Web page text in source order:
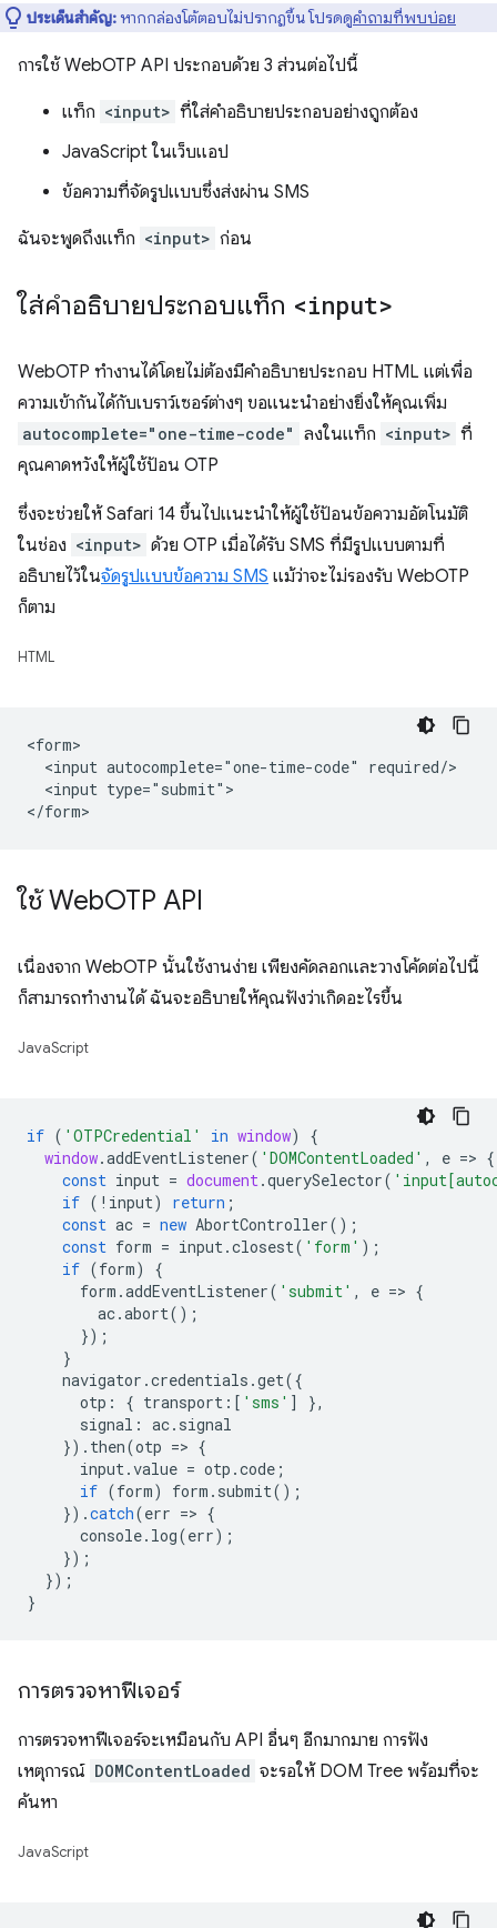
ประเด็นสำคัญ: หากกล่องโต้ตอบไม่ปรากฏขึ้น โปรดดูคำถามที่พบบ่อย
การใช้ WebOTP API ประกอบด้วย 3 ส่วนต่อไปนี้
แท็ก <input> ที่ใส่คำอธิบายประกอบอย่างถูกต้อง
JavaScript ในเว็บแอป
ข้อความที่จัดรูปแบบซึ่งส่งผ่าน SMS
ฉันจะพูดถึงแท็ก <input> ก่อน
ใส่คำอธิบายประกอบแท็ก <input>
WebOTP ทำงานได้โดยไม่ต้องมีคำอธิบายประกอบ HTML แต่เพื่อ
ความเข้ากันได้กับเบราว์เซอร์ต่างๆ ขอแนะนำอย่างยิ่งให้คุณเพิ่ม
autocomplete="one-time-code" ลงในแท็ก <input> ที่
คุณคาดหวังให้ผู้ใช้ป้อน OTP
ซึ่งจะช่วยให้ Safari 14 ขึ้นไปแนะนำให้ผู้ใช้ป้อนข้อความอัตโนมัติ
ในช่อง <input> ด้วย OTP เมื่อได้รับ SMS ที่มีรูปแบบตามที่
อธิบายไว้ในจัดรูปแบบข้อความ SMS แม้ว่าจะไม่รองรับ WebOTP
ก็ตาม
HTML
<form>
  <input autocomplete="one-time-code" required/>
  <input type="submit">
ใช้ WebOTP API
เนื่องจาก WebOTP นั้นใช้งานง่าย เพียงคัดลอกและวางโค้ดต่อไปนี้
ก็สามารถทำงานได้ ฉันจะอธิบายให้คุณฟังว่าเกิดอะไรขึ้น
JavaScript
if ( 'OTPCredential' in window)
{
window.addEventListener( 'DOMContentLoaded' , e => {
const input = document.querySelector(
if ( ! input) return ;
const ac = new AbortController();
const form = input.closest( 'form' );
if (form)
{
form .addEventListener( 'submit' , e => {
ac.abort();
});
}
navigator .credentials .get({
otp : { transport : [ 'sms' ]
},
signal : ac. signal
}). then(otp => {
input.value = otp .code ;
if (form) form . submit();
}).catch(err => {
console. log(err);
});
});
}
การตรวจหาฟีเจอร์
การตรวจหาฟีเจอร์จะเหมือนกับ API อื่นๆ อีกมากมาย การฟัง
เหตุการณ์ DOMContentLoaded จะรอให้ DOM Tree พร้อมที่จะ
ค้นหา
JavaScript